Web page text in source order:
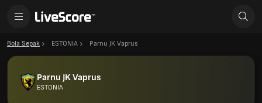
Bola Sepak ESTONIA Parnu JK Vaprus
Parnu JK Vaprus
ESTONIA